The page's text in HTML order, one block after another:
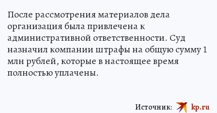
После рассмотрения материалов дела
организация была привлечена к
административной ответственности. Суд
назначил компании штрафы на общую сумму 1
млн рублей, которые в настоящее время
полностью уплачены.
Источник: kp.ru